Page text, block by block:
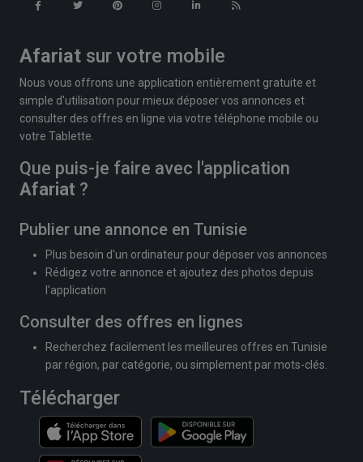
Afariat sur votre mobile
Nous vous offrons une application entièrement gratuite et
simple d'utilisation pour mieux déposer vos annonces et
consulter des offres en ligne via votre téléphone mobile ou
votre Tablette.
Que puis-je faire avec l'application
Afariat ?
Publier une annonce en Tunisie
Plus besoin d'un ordinateur pour déposer vos annonces
Rédigez votre annonce et ajoutez des photos depuis
l'application
Consulter des offres en lignes
Recherchez facilement les meilleures offres en Tunisie
par région, par catégorie, ou simplement par mots-clés.
Télécharger